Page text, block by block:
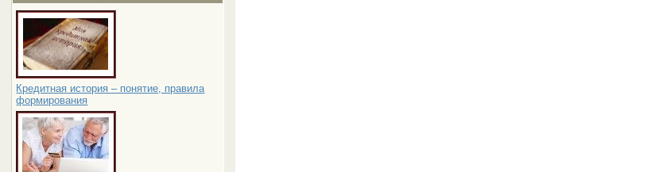
Кредитная история – понятие, правила
формирования